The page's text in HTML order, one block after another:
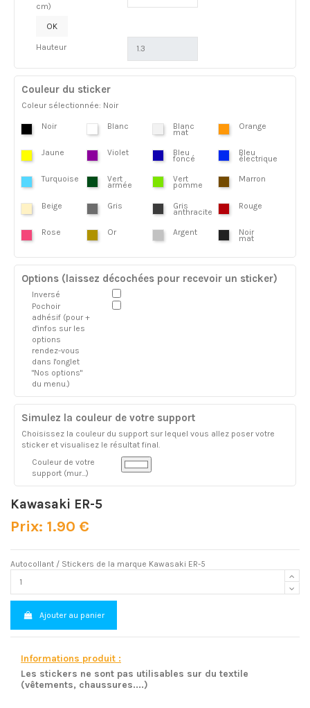
cm)
OK
Hauteur
Couleur du sticker
Coleur sélectionnée: Noir
Noir Blanc Blanc
mat
Orange
Jaune Violet Bleu
foncé
Bleu
électrique
Turquoise Vert
armée
Vert
pomme
Marron
Beige Gris Gris
anthracite
Rouge
Rose Or Argent Noir
mat
Options (laissez décochées pour recevoir un sticker)
Inversé
Pochoir
adhésif (pour +
d'infos sur les
options
rendez-vous
dans l'onglet
"Nos options"
du menu.)
Simulez la couleur de votre support
Choisissez la couleur du support sur lequel vous allez poser votre
sticker et visualisez le résultat final.
Couleur de votre
support (mur...)
Kawasaki ER-5
Prix: 1.90 €
Autocollant / Stickers de la marque Kawasaki ER-5
Ajouter au panier
Informations produit :
Les stickers ne sont pas utilisables sur du textile
(vêtements, chaussures....)